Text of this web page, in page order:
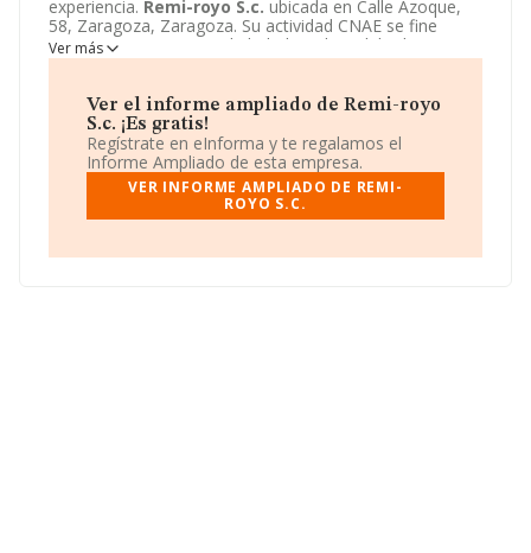
experiencia. Remi-royo S.c. ubicada en Calle Azoque,
58, Zaragoza, Zaragoza. Su actividad CNAE se fine
como 5630 - Servicios de bebidas. El modelo de
sociedad deRemi-royo S.c.es Sociedad civil.
Ver más
Ver el informe ampliado de Remi-royo
S.c. ¡Es gratis!
Regístrate en eInforma y te regalamos el
Informe Ampliado de esta empresa.
VER INFORME AMPLIADO DE REMI-
ROYO S.C.